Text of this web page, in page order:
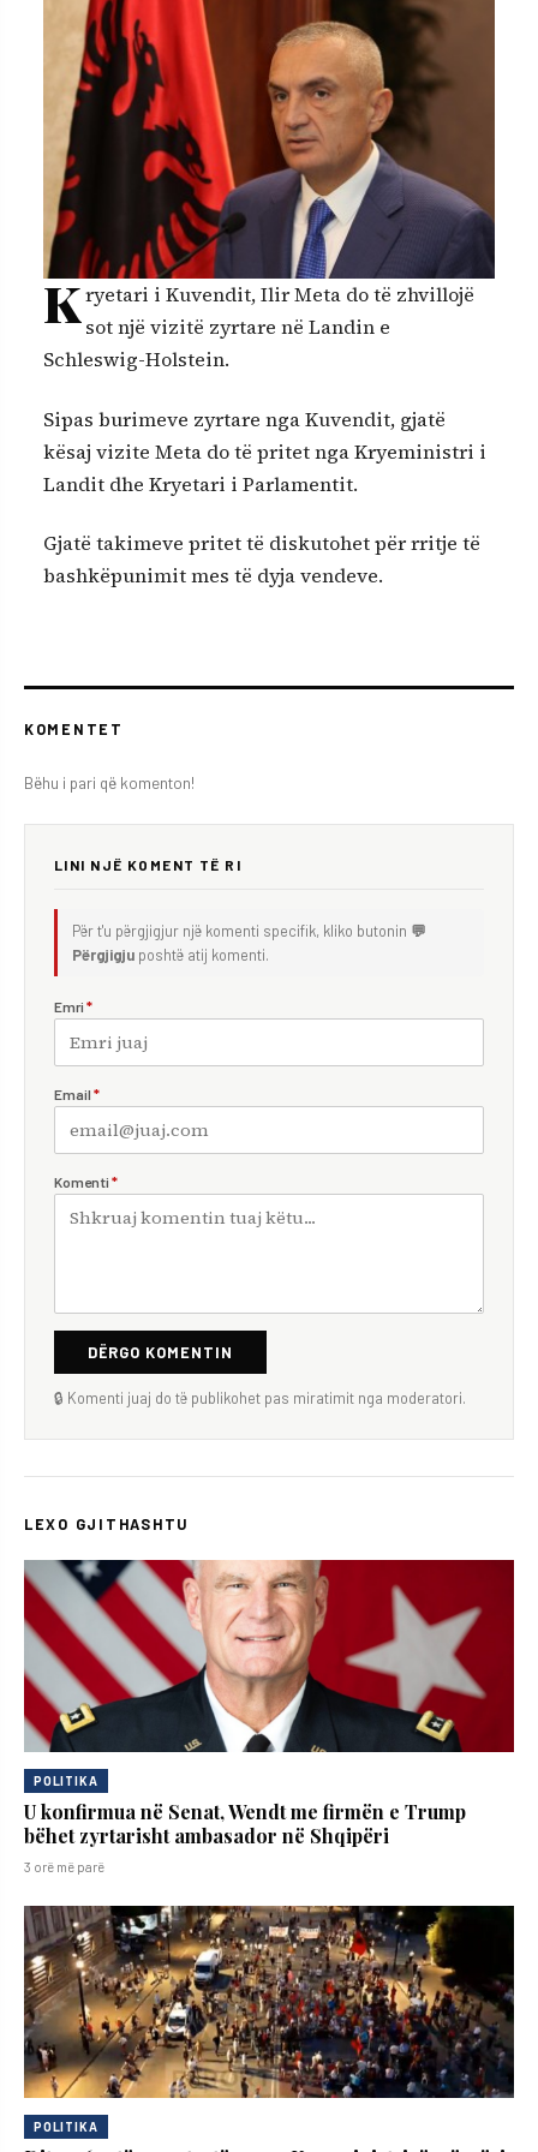
Kryetari i Kuvendit, Ilir Meta do të zhvillojë
sot një vizitë zyrtare në Landin e
Schleswig-Holstein.
Sipas burimeve zyrtare nga Kuvendit, gjatë
kësaj vizite Meta do të pritet nga Kryeministri i
Landit dhe Kryetari i Parlamentit.
Gjatë takimeve pritet të diskutohet për rritje të
bashkëpunimit mes të dyja vendeve.
KOMENTET
Bëhu i pari që komenton!
LINI NJË KOMENT TË RI
Për t'u përgjigjur një komenti specifik, kliko butonin 💬
Përgjigju poshtë atij komenti.
Emri *
Email *
Komenti *
DËRGO KOMENTIN
🔒 Komenti juaj do të publikohet pas miratimit nga moderatori.
LEXO GJITHASHTU
POLITIKA
U konfirmua në Senat, Wendt me firmën e Trump
bëhet zyrtarisht ambasador në Shqipëri
3 orë më parë
POLITIKA